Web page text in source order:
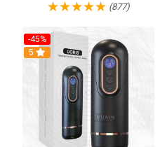
(877)
-45%
Hot
5